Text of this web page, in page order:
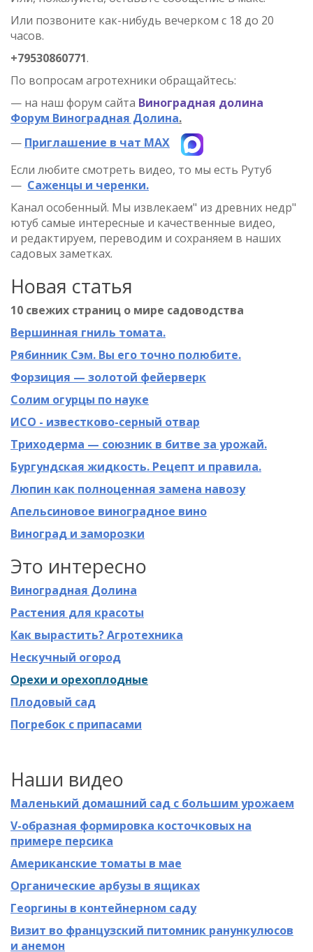
Или позвоните как-нибудь вечерком с 18 до 20
часов.
+79530860771.
По вопросам агротехники обращайтесь:
— на наш форум сайта Виноградная долина
Форум Виноградная Долина.
— Приглашение в чат МАХ
Если любите смотреть видео, то мы есть Рутуб
— Саженцы и черенки.
Канал особенный. Мы извлекаем" из древних недр"
ютуб самые интересные и качественные видео,
и редактируем, переводим и сохраняем в наших
садовых заметках.
Новая статья
10 свежих страниц о мире садоводства
Вершинная гниль томата.
Рябинник Сэм. Вы его точно полюбите.
Форзиция — золотой фейерверк
Солим огурцы по науке
ИСО - известково-серный отвар
Триходерма — союзник в битве за урожай.
Бургундская жидкость. Рецепт и правила.
Люпин как полноценная замена навозу
Апельсиновое виноградное вино
Виноград и заморозки
Это интересно
Виноградная Долина
Растения для красоты
Как вырастить? Агротехника
Нескучный огород
Орехи и орехоплодные
Плодовый сад
Погребок с припасами
Наши видео
Маленький домашний сад с большим урожаем
V-образная формировка косточковых на
примере персика
Американские томаты в мае
Органические арбузы в ящиках
Георгины в контейнерном саду
Визит во французский питомник ранункулюсов
и анемон